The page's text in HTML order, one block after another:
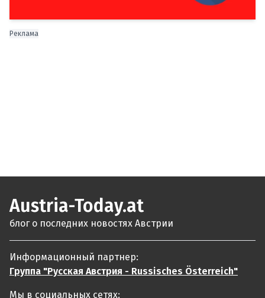
Реклама
Austria-Today.at
блог о последних новостях Австрии
Информационный партнер:
Группа "Русская Австрия - Russisches Österreich"
Мы в социальных сетях: